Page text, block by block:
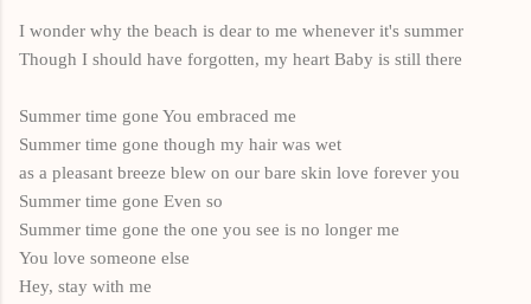
I wonder why the beach is dear to me whenever it's summer
Though I should have forgotten, my heart Baby is still there
Summer time gone You embraced me
Summer time gone though my hair was wet
as a pleasant breeze blew on our bare skin love forever you
Summer time gone Even so
Summer time gone the one you see is no longer me
You love someone else
Hey, stay with me